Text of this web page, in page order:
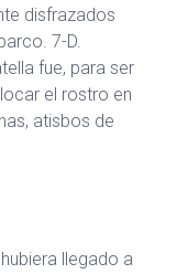
disfrazados
7-D.
fue, para ser
el rostro en
atisbos de
llegado a